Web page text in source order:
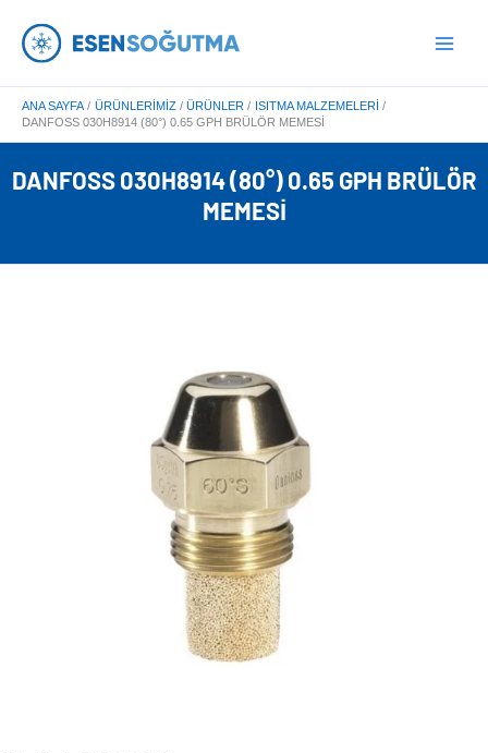
atla
Menu
ANA SAYFA ÜRÜNLERIMIZ ÜRÜNLER
ISITMA MALZEMELERI
DANFOSS 030H8914 (80°) 0.65 GPH BRÜLÖR MEMESI
DANFOSS 030H8914 (80°) 0.65 GPH BRÜLÖR
MEMESI